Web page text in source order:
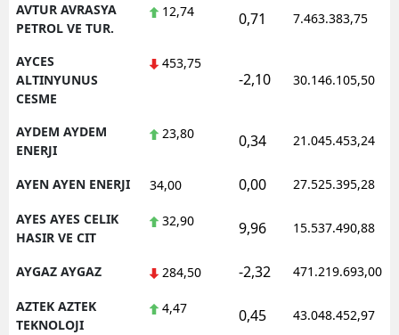
AVTUR AVRASYA
PETROL VE TUR.
12,74 0,71 7.463.383,75
AYCES
ALTINYUNUS
CESME
453,75
-2,10 30.146.105,50
AYDEM AYDEM
ENERJI
23,80 0,34 21.045.453,24
AYEN AYEN ENERJI 34,00 0,00 27.525.395,28
AYES AYES CELIK
HASIR VE CIT
32,90 9,96 15.537.490,88
AYGAZ AYGAZ 284,50 -2,32 471.219.693,00
AZTEK AZTEK
TEKNOLOJI
4,47 0,45 43.048.452,97